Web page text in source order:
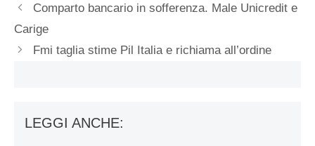
Comparto bancario in sofferenza. Male Unicredit e
Carige
Fmi taglia stime Pil Italia e richiama all’ordine
LEGGI ANCHE: